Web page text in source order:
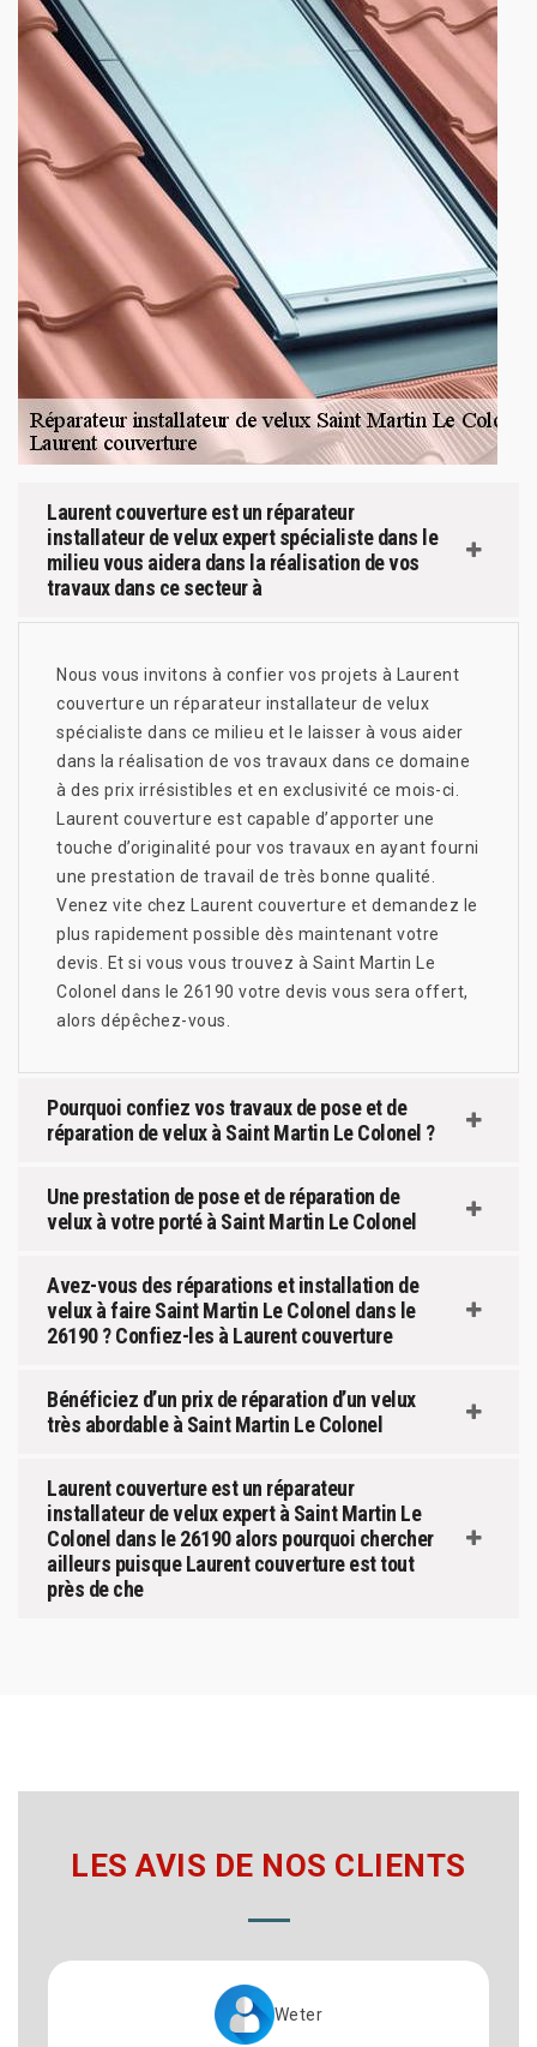
Laurent couverture est un réparateur
installateur de velux expert spécialiste dans le
milieu vous aidera dans la réalisation de vos
travaux dans ce secteur à
Nous vous invitons à confier vos projets à Laurent
couverture un réparateur installateur de velux
spécialiste dans ce milieu et le laisser à vous aider
dans la réalisation de vos travaux dans ce domaine
à des prix irrésistibles et en exclusivité ce mois-ci.
Laurent couverture est capable d’apporter une
touche d’originalité pour vos travaux en ayant fourni
une prestation de travail de très bonne qualité.
Venez vite chez Laurent couverture et demandez le
plus rapidement possible dès maintenant votre
devis. Et si vous vous trouvez à Saint Martin Le
Colonel dans le 26190 votre devis vous sera offert,
alors dépêchez-vous.
Pourquoi confiez vos travaux de pose et de
réparation de velux à Saint Martin Le Colonel ?
Une prestation de pose et de réparation de
velux à votre porté à Saint Martin Le Colonel
Avez-vous des réparations et installation de
velux à faire Saint Martin Le Colonel dans le
26190 ? Confiez-les à Laurent couverture
Bénéficiez d’un prix de réparation d’un velux
très abordable à Saint Martin Le Colonel
Laurent couverture est un réparateur
installateur de velux expert à Saint Martin Le
Colonel dans le 26190 alors pourquoi chercher
ailleurs puisque Laurent couverture est tout
près de che
LES AVIS DE NOS CLIENTS
Weter